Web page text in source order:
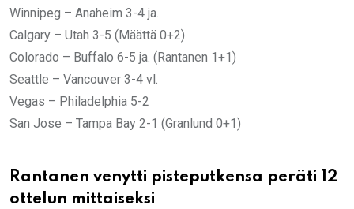
Winnipeg – Anaheim 3-4 ja.
Calgary – Utah 3-5 (Määttä 0+2)
Colorado – Buffalo 6-5 ja. (Rantanen 1+1)
Seattle – Vancouver 3-4 vl.
Vegas – Philadelphia 5-2
San Jose – Tampa Bay 2-1 (Granlund 0+1)
Rantanen venytti pisteputkensa peräti 12
ottelun mittaiseksi